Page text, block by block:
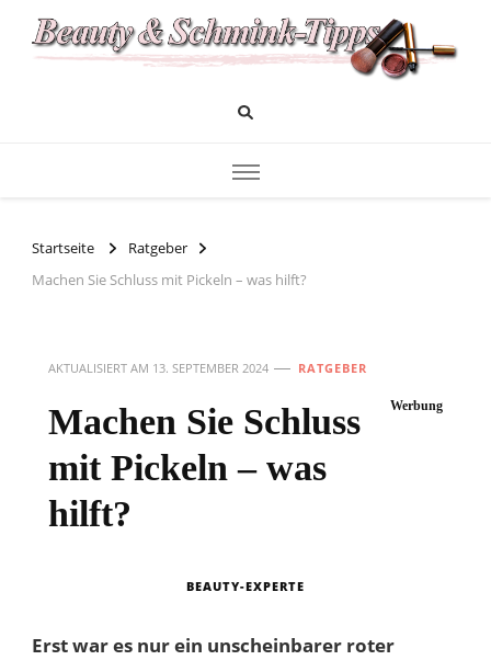
Beauty und Schminktipps
Startseite
Ratgeber
Machen Sie Schluss mit Pickeln – was hilft?
AKTUALISIERT AM 13. SEPTEMBER 2024 RATGEBER
Machen Sie Schluss
mit Pickeln – was
hilft?
Werbung
BEAUTY-EXPERTE
Erst war es nur ein unscheinbarer roter